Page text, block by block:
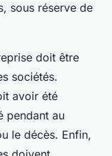
sous réserve de
doit être
sociétés.
avoir été
pendant au
le décès. Enfin,